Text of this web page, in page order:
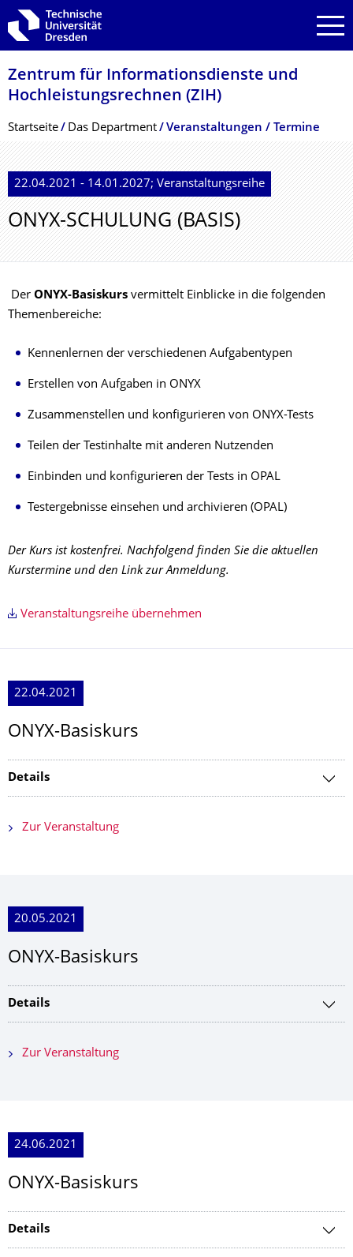
Zur Hauptnavigation springen
Zur Suche springen
Zum Inhalt springen
Zentrum für Informations­dienste und
Hochleistungs­rechnen (ZIH)
Breadcrumb-Menü
Startseite Das Department Veranstaltungen / Termine
22.04.2021 - 14.01.2027; Veranstaltungsreihe
ONYX-SCHULUNG (BASIS)
Der ONYX-Basiskurs vermittelt Einblicke in die folgenden
Themenbereiche:
Kennenlernen der verschiedenen Aufgabentypen
Erstellen von Aufgaben in ONYX
Zusammenstellen und konfigurieren von ONYX-Tests
Teilen der Testinhalte mit anderen Nutzenden
Einbinden und konfigurieren der Tests in OPAL
Testergebnisse einsehen und archivieren (OPAL)
Der Kurs ist kostenfrei. Nachfolgend finden Sie die aktuellen
Kurstermine und den Link zur Anmeldung.
Veranstaltungsreihe übernehmen
22.04.2021
ONYX-Basiskurs
Details
Zur Veranstaltung
20.05.2021
ONYX-Basiskurs
Details
Zur Veranstaltung
24.06.2021
ONYX-Basiskurs
Details